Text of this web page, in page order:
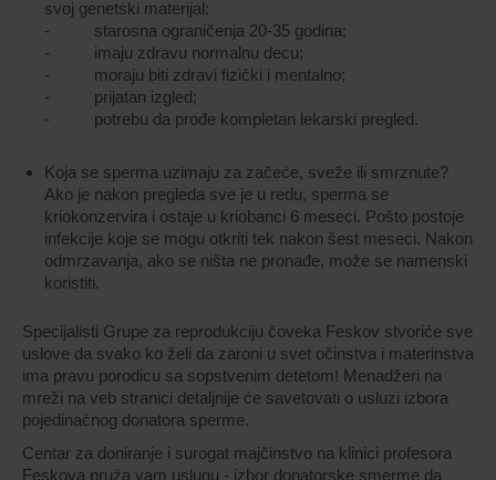
svoj genetski materijal:
- starosna ograničenja 20-35 godina;
- imaju zdravu normalnu decu;
- moraju biti zdravi fizički i mentalno;
- prijatan izgled;
- potrebu da prođe kompletan lekarski pregled.
Koja se sperma uzimaju za začeće, sveže ili smrznute?
Ako je nakon pregleda sve je u redu, sperma se
kriokonzervira i ostaje u kriobanci 6 meseci. Pošto postoje
infekcije koje se mogu otkriti tek nakon šest meseci. Nakon
odmrzavanja, ako se ništa ne pronađe, može se namenski
koristiti.
Specijalisti Grupe za reprodukciju čoveka Feskov stvoriće sve
uslove da svako ko želi da zaroni u svet očinstva i materinstva
ima pravu porodicu sa sopstvenim detetom! Menadžeri na
mreži na veb stranici detaljnije će savetovati o usluzi izbora
pojedinačnog donatora sperme.
Centar za doniranje i surogat majčinstvo na klinici profesora
Feskova pruža vam uslugu - izbor donatorske smerme da